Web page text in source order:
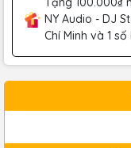
NY Audio - DJ
Chí Minh và 1